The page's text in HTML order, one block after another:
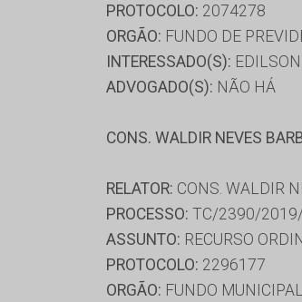
PROTOCOLO: 2074278
ORGÃO: FUNDO DE
INTERESSADO(S):
ADVOGADO(S): NÃO HÁ
CONS. WALDIR NEVES
RELATOR: CONS. WALDIR
PROCESSO: TC/2390/
ASSUNTO: RECURSO
PROTOCOLO: 2296177
ORGÃO: FUNDO